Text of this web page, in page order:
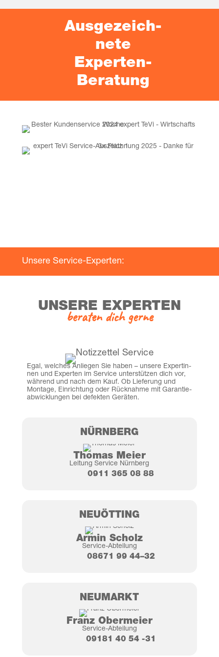
son­dern auch einen Ser­vice, der dei­nem Ver­trau­en ver­
dient. Unser Team passt sich dei­nen indi­vi­du­el­len
Bedürf­nis­sen an und gewähr­leis­tet eine rei­bungs­lo­se
Abwick­lung von der Bestel­lung bis zur prä­zi­sen Inbe­
bau und die Montage.
Aus­ge­zeich­
ne­te
Experten-
Beratung
Unse­re Service-Experten:
UNSE­RE EXPERTEN
bera­ten dich gerne
Egal, wel­ches Anlie­gen Sie haben – unse­re Exper­tin­
nen und Exper­ten im Ser­vice unter­stüt­zen dich vor,
wäh­rend und nach dem Kauf. Ob Lie­fe­rung und
Mon­ta­ge, Ein­rich­tung oder Rück­nah­me mit Garan­tie­
ab­wick­lun­gen bei defek­ten Geräten.
NÜRN­BERG
Tho­mas Meier
Lei­tung Ser­vice Nürnberg
0911 365 08 88
NEUÖT­TING
Armin Scholz
Ser­vice-Abtei­lung
08671 99 44–32
NEU­MARKT
Franz Ober­mei­er
Ser­vice-Abtei­lung
09181 40 54 ‑31